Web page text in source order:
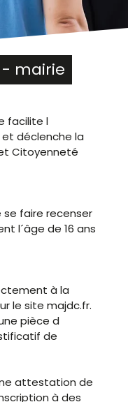
mairie
facilite l
et déclenche la
Citoyenneté
se faire recenser
l´âge de 16 ans
à la
le site majdc.fr.
pièce d
de
attestation de
à des